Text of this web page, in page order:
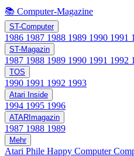
📚 Computer-Magazine
ST-Computer
1986 1987 1988 1989 1990 1991
ST-Magazin
1987 1988 1989 1990 1991 1992
TOS
1990 1991 1992 1993
Atari Inside
1994 1995 1996
ATARImagazin
1987 1988 1989
Mehr
Atari Phile Happy Computer